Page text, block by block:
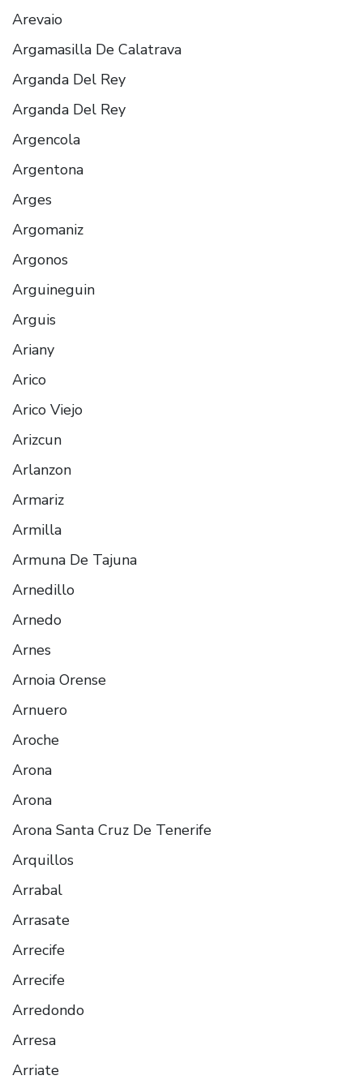
Arevaio
Argamasilla De Calatrava
Arganda Del Rey
Arganda Del Rey
Argencola
Argentona
Arges
Argomaniz
Argonos
Arguineguin
Arguis
Ariany
Arico
Arico Viejo
Arizcun
Arlanzon
Armariz
Armilla
Armuna De Tajuna
Arnedillo
Arnedo
Arnes
Arnoia Orense
Arnuero
Aroche
Arona
Arona
Arona Santa Cruz De Tenerife
Arquillos
Arrabal
Arrasate
Arrecife
Arrecife
Arredondo
Arresa
Arriate